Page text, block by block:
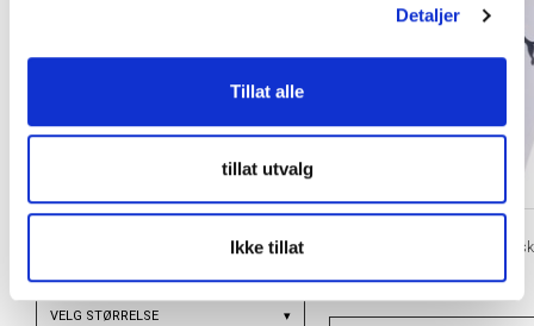
Detaljer
Tillat alle
tillat utvalg
Ikke tillat
Football Insole Fotballsåle
VELG STØRRELSE ▾
ULTRA Flex Sleeve